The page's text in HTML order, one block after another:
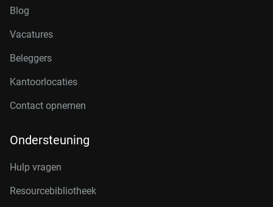
Blog
Vacatures
Beleggers
Kantoorlocaties
Contact opnemen
Ondersteuning
Hulp vragen
Resourcebibliotheek